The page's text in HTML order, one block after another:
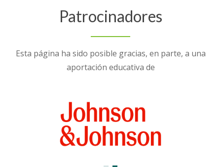
Patrocinadores
Esta página ha sido posible gracias, en parte, a una
aportación educativa de